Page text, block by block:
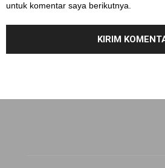
untuk komentar saya berikutnya.